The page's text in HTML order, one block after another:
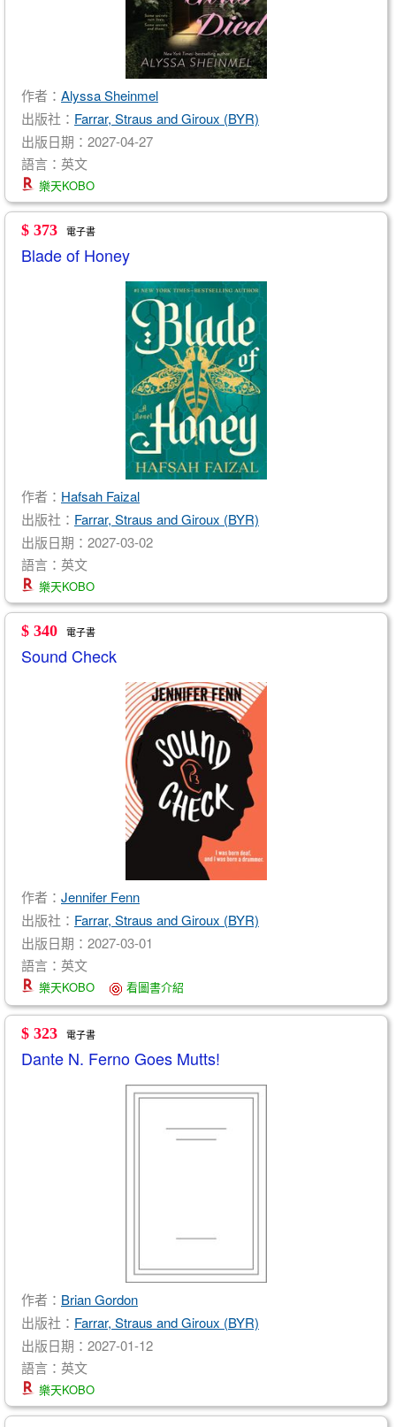
作者： Alyssa Sheinmel
出版社： Farrar, Straus and Giroux (BYR)
出版日期：2027-04-27
語言：英文
樂天KOBO
$ 373 電子書
Blade of Honey
作者： Hafsah Faizal
出版社： Farrar, Straus and Giroux (BYR)
出版日期：2027-03-02
語言：英文
樂天KOBO
$ 340 電子書
Sound Check
作者： Jennifer Fenn
出版社： Farrar, Straus and Giroux (BYR)
出版日期：2027-03-01
語言：英文
樂天KOBO 看圖書介紹
$ 323 電子書
Dante N. Ferno Goes Mutts!
作者： Brian Gordon
出版社： Farrar, Straus and Giroux (BYR)
出版日期：2027-01-12
語言：英文
樂天KOBO